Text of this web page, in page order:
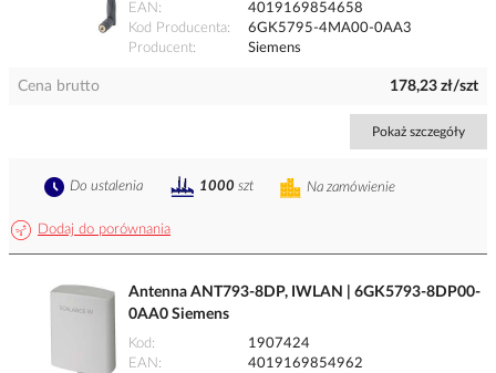
EAN
4019169854658
Kod Producenta
6GK5795-4MA00-0AA3
Producent
Siemens
Cena brutto 178,23 zł/szt
Pokaż szczegóły
Dodaj do porównania
Na zamówienie
Do ustalenia 1000 szt
Antenna ANT793-8DP, IWLAN | 6GK5793-8DP00-
0AA0 Siemens
Kod
1907424
EAN
4019169854962